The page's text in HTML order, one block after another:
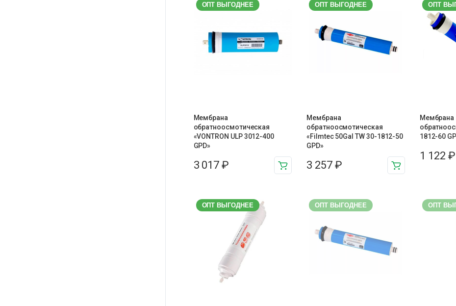
ОПТ ВЫГОДНЕЕ
Мембрана
обратноосмотическая
«VONTRON ULP 3012-400
GPD»
3 017₽
ОПТ ВЫГОДНЕЕ
Мембрана
обратноосмотическая
«Filmtec 50Gal TW 30-1812-50
GPD»
3 257 ₽
ОПТ
Мембрана
1812-60
1 122 ₽
ОПТ ВЫГОДНЕЕ ОПТ ВЫГОДНЕЕ ОПТ